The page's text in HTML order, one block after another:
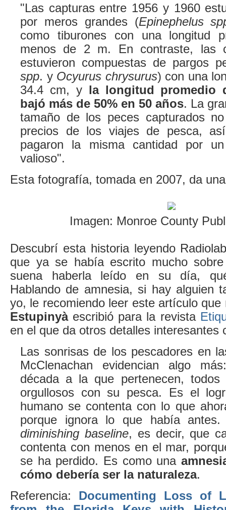
"Las capturas entre 1956 y 1960
por meros grandes (Epinephelus
como tiburones con una longitud
menos de 2 m. En contraste, las
estuvieron compuestas de pargos
spp. yOcyurus chrysurus) con una
34.4 cm, yla longitud promedio
bajó más de 50% en 50 años. La
tamaño de los peces capturados
precios de los viajes de pesca,
pagaron la misma cantidad por
valioso".
Esta fotografía, tomada en 2007, da
Imagen: Monroe County
Descubrí esta historia leyendo
que ya se había escrito mucho
suena haberla leído en su día,
Hablando de amnesia, si hay alguien
yo, le recomiendo leer este artículo
Estupinyàescribió para la revista
en el que da otros detalles interesantes
Las sonrisas de los pescadores en
McClenachan evidencian algo
década a la que pertenecen,
orgullosos con su pesca. Es el
humano se contenta con lo que
porque ignora lo que había
diminishing baseline, es decir, que
contenta con menos en el mar,
se ha perdido. Es como una
cómo debería ser la naturaleza.
Referencia: Documenting Loss of